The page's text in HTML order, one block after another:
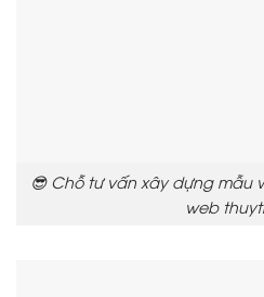
😎 Chỗ tư vấn xây dựng mẫu
web